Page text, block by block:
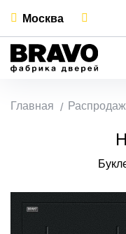
Москва
Главная